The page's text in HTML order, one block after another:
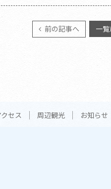
前の記事へ 一
セス 周辺観光 お知らせ